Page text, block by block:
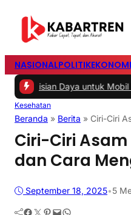
NASIONALPOLITIKEKONOMI
Daya untuk Mobil Listrik yang
Kesehatan
Beranda » Berita » Ciri-Ciri
Ciri-Ciri
dan Cara
September 18, 2025•5
Facebook Twitter Pinterest Mail WhatsApp